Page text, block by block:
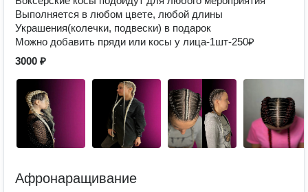
Выполняется в любом цвете, любой длины
Украшения(колечки, подвески) в подарок
Можно добавить пряди или косы у лица-1шт-250₽
3000 ₽
Афронаращивание